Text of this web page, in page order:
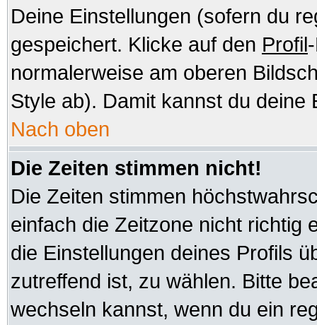
Deine Einstellungen (sofern du
gespeichert. Klicke auf den Profil
normalerweise am oberen
Style ab). Damit kannst du deine
Nach oben
Die Zeiten stimmen nicht!
Die Zeiten stimmen
einfach die Zeitzone nicht richtig
die Einstellungen deines Profils
zutreffend ist, zu wählen. Bitte
wechseln kannst, wenn du ein